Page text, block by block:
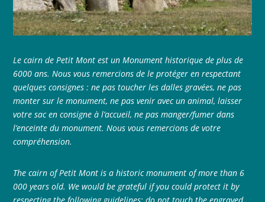
Le cairn de Petit Mont est un Monument historique de plus de
6000 ans. Nous vous remercions de le protéger en respectant
quelques consignes : ne pas toucher les dalles gravées, ne pas
monter sur le monument, ne pas venir avec un animal, laisser
votre sac en consigne à l’accueil, ne pas manger/fumer dans
l’enceinte du monument. Nous vous remercions de votre
compréhension.
The cairn of Petit Mont is a historic monument of more than 6
000 years old. We would be grateful if you could protect it by